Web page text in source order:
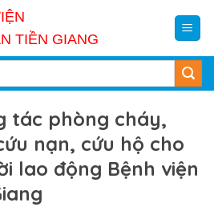
TIỀN GIANG
tác phòng cháy,
nạn, cứu hộ cho
lao động Bệnh viện